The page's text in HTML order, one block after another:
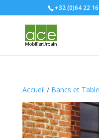
+32 (0)64 22
Accueil / Bancs et